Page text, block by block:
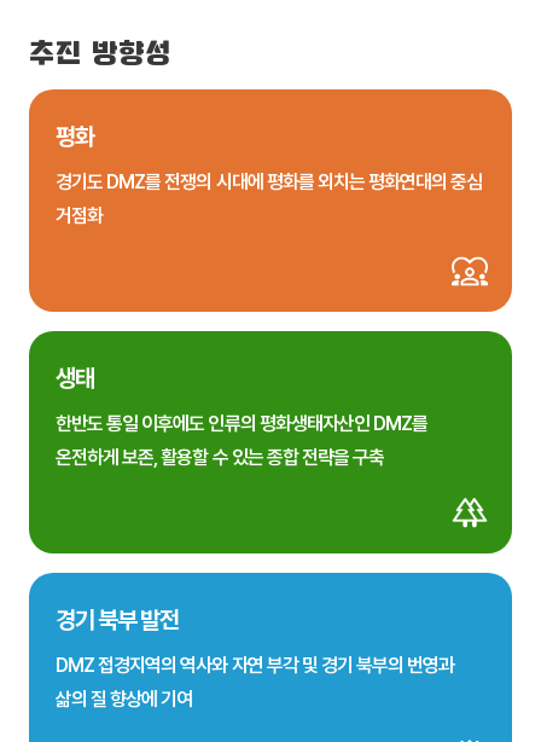
추진 방향성
평화
경기도 DMZ를 전쟁의 시대에 평화를 외치는 평화연대의 중심
거점화
생태
한반도 통일 이후에도 인류의 평화생태자산인 DMZ를
온전하게 보존, 활용할 수 있는 종합 전략을 구축
경기 북부 발전
DMZ 접경지역의 역사와 자연 부각 및 경기 북부의 번영과
삶의 질 향상에 기여